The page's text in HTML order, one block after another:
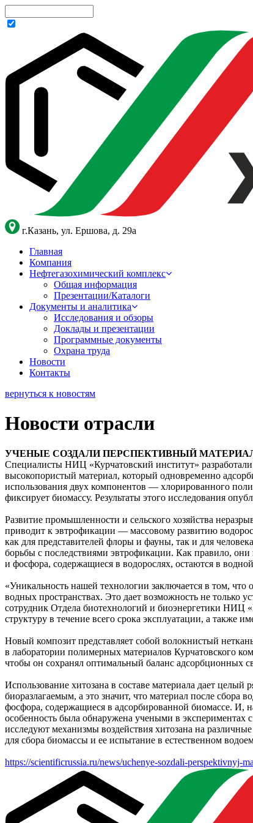
г.Казань, ул. Ершова, д. 29а
Главная
Компания
Нефтегазохимический комплекс
Общая информация
Презентации/Каталоги
Документы и аналитика
Исследования и обзоры
Доклады и презентации
Программные документы
Охрана труда
Новости
Контакты
вернуться к новостям
Новости отрасли
УЧЕНЫЕ СОЗДАЛИ ПЕРСПЕКТИВНЫЙ
Специалисты НИЦ «Курчатовский институт»
высокопористый материал, который одновременно
использования двух компонентов — хлорированного
фиксирует биомассу. Результаты этого исследования
Развитие промышленности и сельского хозяйства
приводит к эвтрофикации — массовому развитию
как для представителей флоры и фауны, так и для
борьбы с последствиями эвтрофикации. Как правило,
и фосфора, содержащиеся в водорослях, остаются в
«Уникальность нашей технологии заключается в том,
водных пространствах. Это дает возможность не только
сотрудник Отдела биотехнологий и биоэнергетики НИЦ
структуру в течение всего срока эксплуатации, а также
Новый композит представляет собой волокнистый
в лаборатории полимерных материалов Курчатовского
чтобы он сохранял оптимальный баланс адсорбционных
Использование хитозана в составе материала дает
биоразлагаемым, а это значит, что материал после сбора
фосфора, содержащиеся в адсорбированной биомассе. И,
особенность была обнаружена учеными в
исследуют механизмы воздействия хитозана на
для сбора биомассы и ее испытание в естественном
https://scientificrussia.ru/news/uchenye-sozdali-perspektivnyj-